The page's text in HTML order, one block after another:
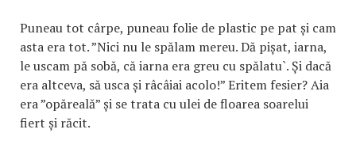
Puneau tot cârpe, puneau folie de plastic pe pat și cam
asta era tot. ”Nici nu le spălam mereu. Dă pișat, iarna,
le uscam pă sobă, că iarna era greu cu spălatu`. Și dacă
era altceva, să usca și râcâiai acolo!” Eritem fesier? Aia
era ”opăreală” și se trata cu ulei de floarea soarelui
fiert și răcit.